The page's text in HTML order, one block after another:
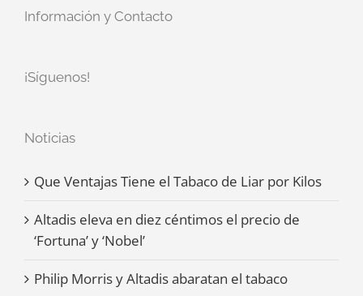
Información y Contacto
¡Síguenos!
Noticias
Que Ventajas Tiene el Tabaco de Liar por Kilos
Altadis eleva en diez céntimos el precio de
‘Fortuna’ y ‘Nobel’
Philip Morris y Altadis abaratan el tabaco